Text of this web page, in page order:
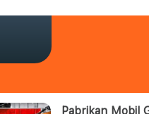
Pabrikan Mobil